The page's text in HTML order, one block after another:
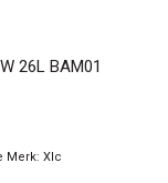
26L BAM01
Merk:Xlc